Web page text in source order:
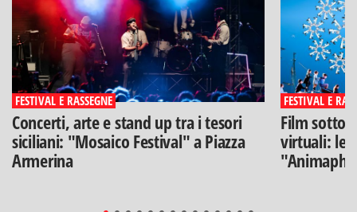
FESTIVAL E RASSEGNE
Concerti, arte e stand up tra i tesori
siciliani: "Mosaico Festival" a Piazza
Armerina
FESTIVAL E
Film sotto
virtuali: le